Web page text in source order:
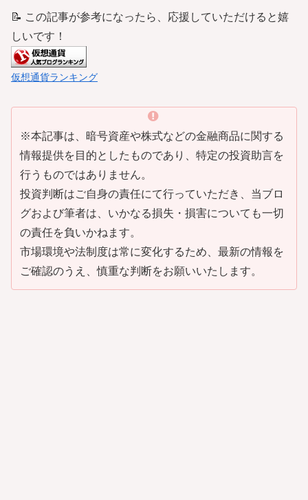
📝 この記事が参考になったら、応援していただけると嬉
しいです！
仮想通貨ランキング
※本記事は、暗号資産や株式などの金融商品に関する
情報提供を目的としたものであり、特定の投資助言を
行うものではありません。
投資判断はご自身の責任にて行っていただき、当ブロ
グおよび筆者は、いかなる損失・損害についても一切
の責任を負いかねます。
市場環境や法制度は常に変化するため、最新の情報を
ご確認のうえ、慎重な判断をお願いいたします。